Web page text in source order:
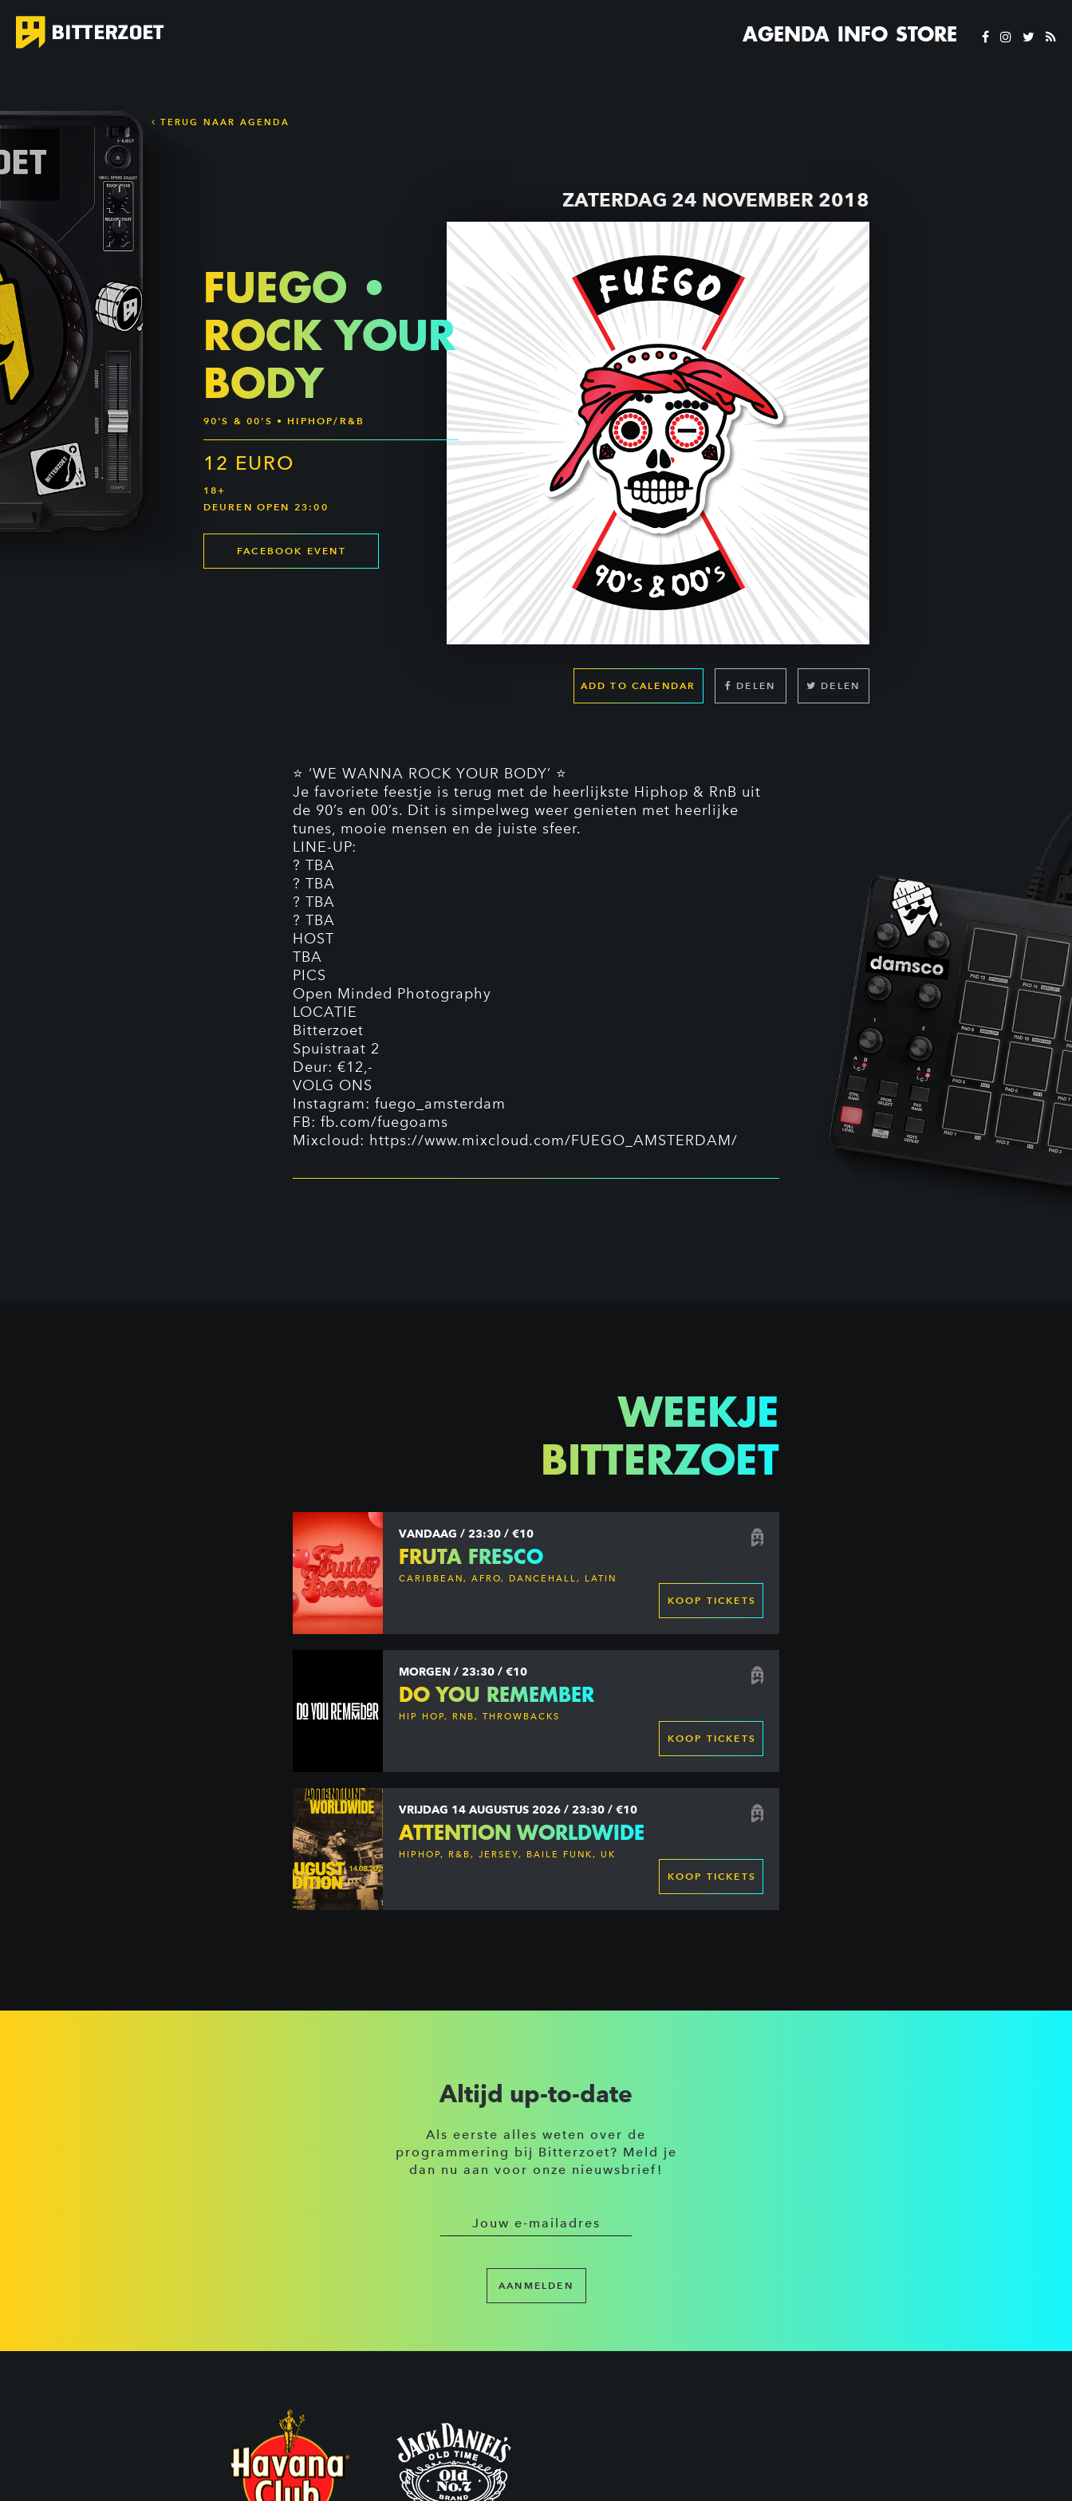
AGENDA INFO STORE
TERUG NAAR AGENDA
ZATERDAG 24 NOVEMBER 2018
ADD TO CALENDAR DELEN DELEN
FUEGO •
ROCK YOUR
BODY
90'S & 00'S • HIPHOP/R&B
12 EURO
18+
DEUREN OPEN 23:00
FACEBOOK EVENT
⭐ ‘WE WANNA ROCK YOUR BODY’ ⭐
Je favoriete feestje is terug met de heerlijkste Hiphop & RnB uit
de 90’s en 00’s. Dit is simpelweg weer genieten met heerlijke
tunes, mooie mensen en de juiste sfeer.
LINE-UP:
? TBA
? TBA
? TBA
? TBA
HOST
TBA
PICS
Open Minded Photography
LOCATIE
Bitterzoet
Spuistraat 2
Deur: €12,-
VOLG ONS
Instagram: fuego_amsterdam
FB: fb.com/fuegoams
Mixcloud: https://www.mixcloud.com/FUEGO_AMSTERDAM/
WEEKJE
BITTERZOET
VANDAAG / 23:30 / €10
FRUTA FRESCO
CARIBBEAN, AFRO, DANCEHALL, LATIN
KOOP TICKETS
MORGEN / 23:30 / €10
DO YOU REMEMBER
HIP HOP, RNB, THROWBACKS
KOOP TICKETS
VRIJDAG 14 AUGUSTUS 2026 / 23:30 / €10
ATTENTION WORLDWIDE
HIPHOP, R&B, JERSEY, BAILE FUNK, UK
KOOP TICKETS
Altijd up-to-date
Als eerste alles weten over de
programmering bij Bitterzoet? Meld je
dan nu aan voor onze nieuwsbrief!
AANMELDEN